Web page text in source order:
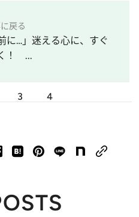
戻る
に…」迷える心に、すぐ
！ ...
3 4